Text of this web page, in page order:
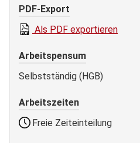
PDF-Export
Als PDF exportieren
Arbeitspensum
Selbstständig (HGB)
Arbeitszeiten
Freie Zeiteinteilung